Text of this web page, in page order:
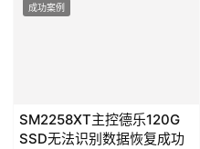
成功案例
SM2258XT主控德乐120G
SSD无法识别数据恢复成功